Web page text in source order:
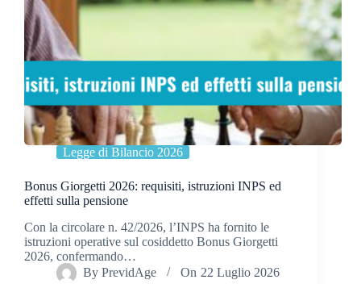
Legge di Bilancio 2026
Bonus Giorgetti 2026: requisiti, istruzioni INPS ed
effetti sulla pensione
Con la circolare n. 42/2026, l’INPS ha fornito le
istruzioni operative sul cosiddetto Bonus Giorgetti
2026, confermando…
By PrevidAge On 22 Luglio 2026